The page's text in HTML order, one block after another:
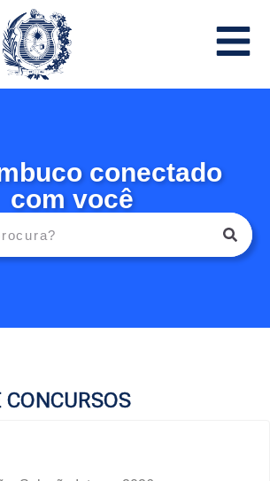
de ferramentas
conectado
com você
CONCURSOS